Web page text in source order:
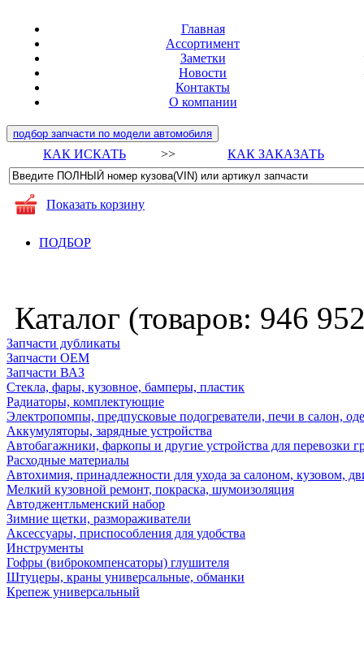
Главная
Ассортимент
Заметки
Новости
Контакты
О компании
подбор запчасти по модели автомобиля
КАК ИСКАТЬ >> КАК ЗАКАЗАТЬ
Показать корзину
ПОДБОР
Каталог (товаров: 946
Запчасти дубликаты
Запчасти ОЕМ
Запчасти ВАЗ
Стекла, фары, кузовное, бамперы, пластик
Радиаторы, комплектующие
Электропомпы, предпусковые подогреватели, печи в салон,
Аккумуляторы, зарядные устройства
Автобагажники, фаркопы и другие устройства для перевозки
Расходные материалы
Автохимия, принадлежности для ухода за салоном, кузовом,
Мелкий кузовной ремонт, покраска, шумоизоляция
Автоджентльменский набор
Зимние щетки, размораживатели
Аксессуары, приспособления для удобства
Инструменты
Гофры (виброкомпенсаторы) глушителя
Штуцеры, краны универсальные, обманки
Крепеж универсальный